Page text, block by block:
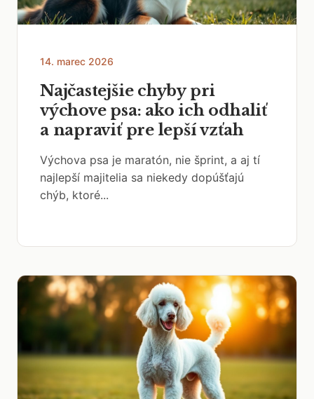
14. marec 2026
Najčastejšie chyby pri
výchove psa: ako ich odhaliť
a napraviť pre lepší vzťah
Výchova psa je maratón, nie šprint, a aj tí
najlepší majitelia sa niekedy dopúšťajú
chýb, ktoré...